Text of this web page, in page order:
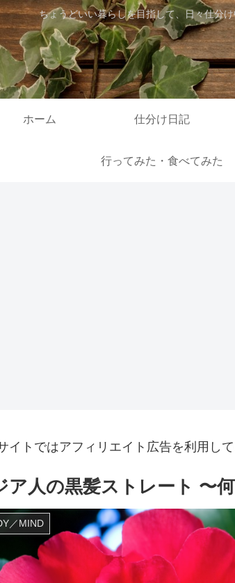
ちょうどいい暮らしを目指して、日々仕分
ホーム 仕分け日記
行ってみた・食べてみた
イトではアフィリエイト広告を利用し
ア人の黒髪ストレート 〜
／MIND